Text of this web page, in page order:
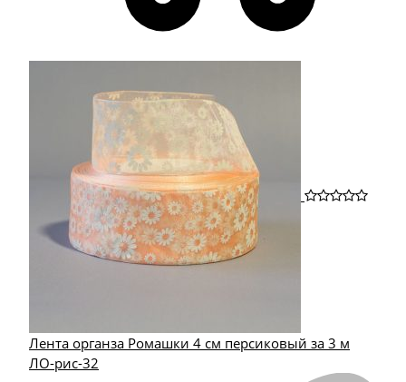
Лента органза Ромашки 4 см персиковый за 3 м
ЛО-рис-32